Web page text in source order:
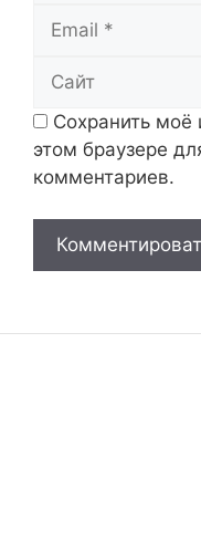
Сохранить моё
этом браузере
комментариев.